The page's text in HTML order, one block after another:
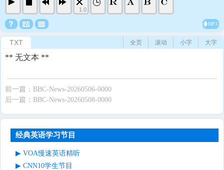
1.0
MP3
TXT 大字
小字
滚动
全页
** 无文本 **
前一篇： BBC-News-20260506-0000
后一篇： BBC-News-20260508-0000
经典英语学习节目
VOA慢速英语精听
CNN10学生节目